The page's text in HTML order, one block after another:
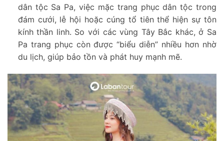
dân tộc Sa Pa, việc mặc trang phục dân tộc trong
đám cưới, lễ hội hoặc cúng tổ tiên thể hiện sự tôn
kính thần linh. So với các vùng Tây Bắc khác, ở Sa
Pa trang phục còn được “biểu diễn” nhiều hơn nhờ
du lịch, giúp bảo tồn và phát huy mạnh mẽ.